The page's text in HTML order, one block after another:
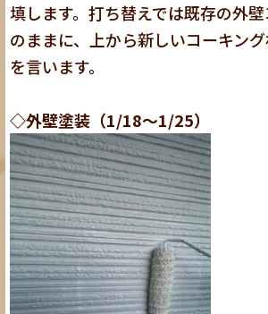
填します。打ち替えでは既存の外
のままに、上から新しいコーキン
を言います。
◇外壁塗装（1/18～1/25）